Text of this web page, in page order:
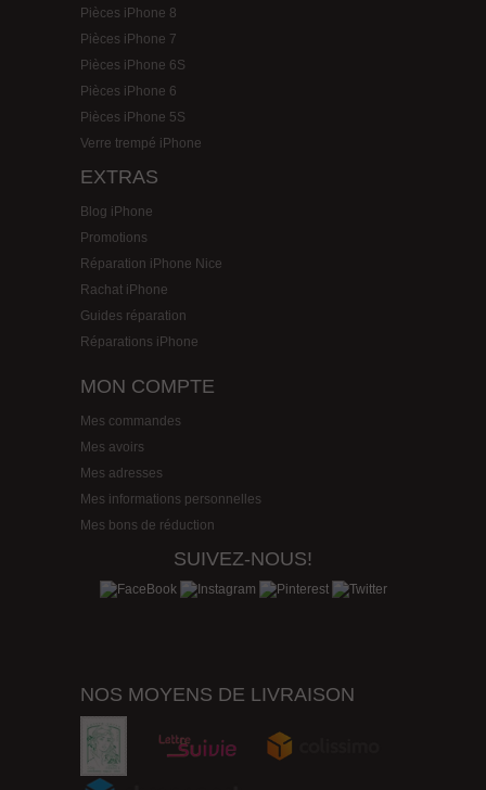
Pièces iPhone 8
Pièces iPhone 7
Pièces iPhone 6S
Pièces iPhone 6
Pièces iPhone 5S
Verre trempé iPhone
EXTRAS
Blog iPhone
Promotions
Réparation iPhone Nice
Rachat iPhone
Guides réparation
Réparations iPhone
MON COMPTE
Mes commandes
Mes avoirs
Mes adresses
Mes informations personnelles
Mes bons de réduction
SUIVEZ-NOUS!
NOS MOYENS DE LIVRAISON